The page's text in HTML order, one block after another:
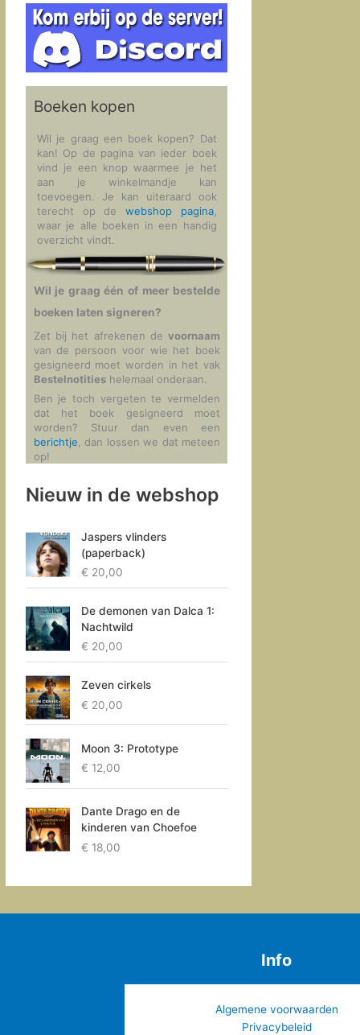
Boeken kopen
Wil je graag een boek kopen? Dat
kan! Op de pagina van ieder boek
vind je een knop waarmee je het
aan je winkelmandje kan
toevoegen. Je kan uiteraard ook
terecht op dewebshop pagina,
waar je alle boeken in een handig
overzicht vindt.
Wil je graag één of meer bestelde
boeken laten signeren?
Zet bij het afrekenen devoornaam
van de persoon voor wie het boek
gesigneerd moet worden in het vak
Bestelnotitieshelemaal onderaan.
Ben je toch vergeten te vermelden
dat het boek gesigneerd moet
worden? Stuur dan even een
berichtje , dan lossen we dat meteen
op!
Nieuw in de webshop
Jaspers vlinders
(paperback)
€ 20,00
De demonen van Dalca 1:
Nachtwild
€ 20,00
Zeven cirkels
€ 20,00
Moon 3: Prototype
€ 12,00
Dante Drago en de
kinderen van Choefoe
€ 18,00
Info
Algemene voorwaarden
Privacybeleid